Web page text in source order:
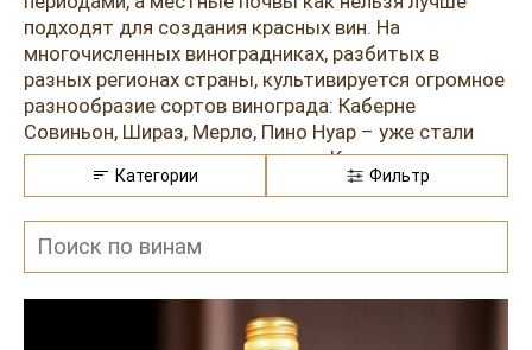
Испанские вина
Саке
Пиво
подходят для создания красных вин. На
многочисленных виноградниках, разбитых в
разных регионах страны, культивируется огромное
разнообразие сортов винограда: Каберне
Совиньон, Шираз, Мерло, Пино Нуар – уже стали
классическими для континента. Кое-где
встречаются посадки Каберне Фран, Гренаш,
составление купажей.
вин в различных стилях. Чаще всего он
встречается в неподдельном, богатом и глубоком
Категории Фильтр